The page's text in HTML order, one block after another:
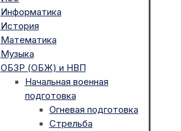
Информатика
История
Математика
Музыка
ОБЗР (ОБЖ) и НВП
Начальная военная
подготовка
Огневая подготовка
Стрельба